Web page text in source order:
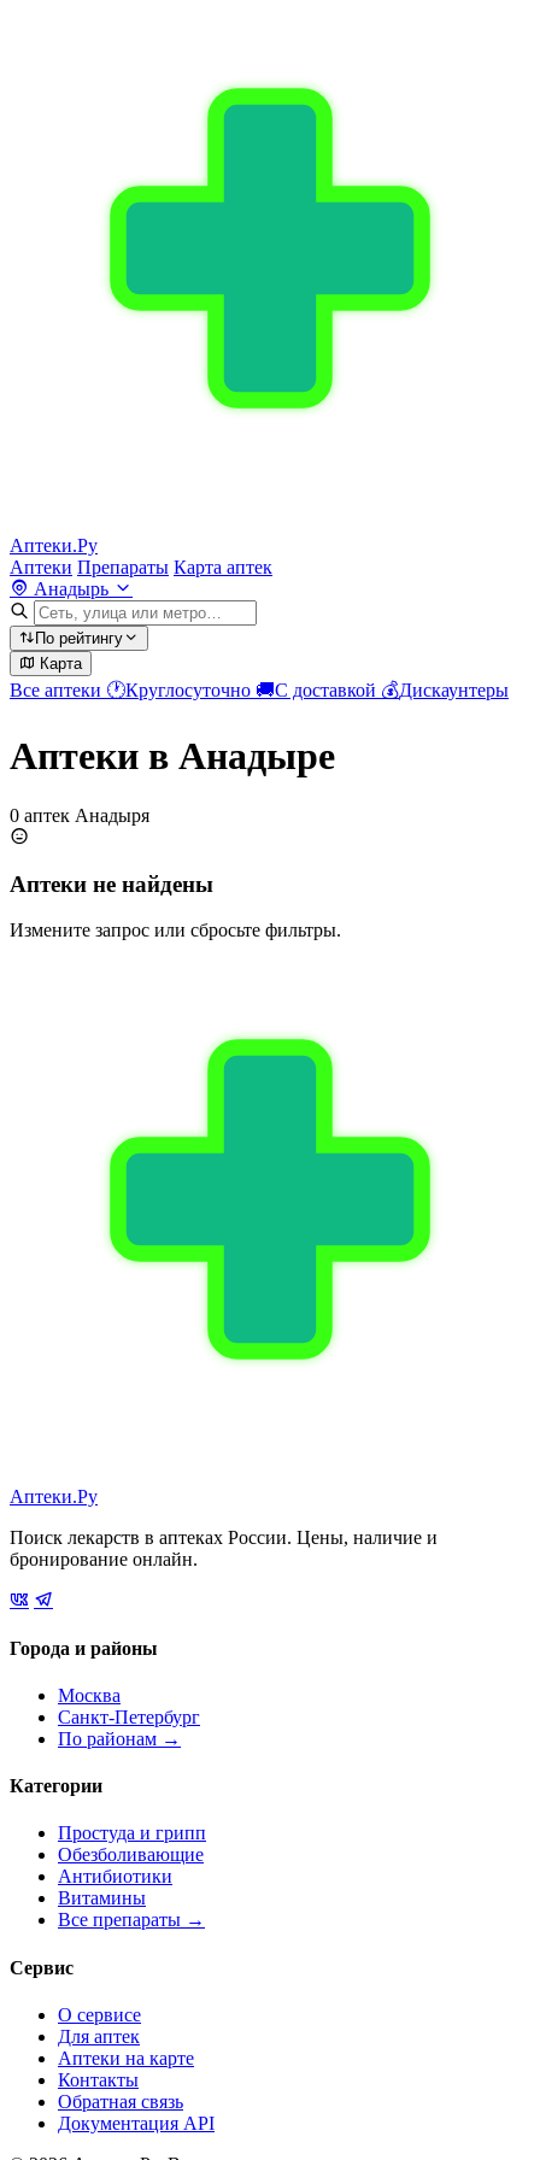
Аптеки.Ру
Аптеки Препараты Карта аптек
Анадырь
По рейтингу
Карта
Все аптеки 🕐Круглосуточно 🚚С доставкой 💰Дискаунтеры
Аптеки в Анадыре
0 аптек Анадыря
Аптеки не найдены
Измените запрос или сбросьте фильтры.
Аптеки.Ру
Поиск лекарств в аптеках России. Цены, наличие и
бронирование онлайн.
Города и районы
Москва
Санкт-Петербург
По районам →
Категории
Простуда и грипп
Обезболивающие
Антибиотики
Витамины
Все препараты →
Сервис
О сервисе
Для аптек
Аптеки на карте
Контакты
Обратная связь
Документация API